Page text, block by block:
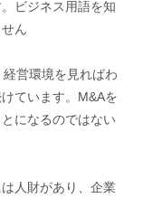
ビジネス用語を知
ん
営環境を見ればわ
ています。M&Aを
になるのではない
人財があり、企業